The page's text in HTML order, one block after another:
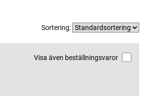
Sortering:
Visa även beställningsvaror